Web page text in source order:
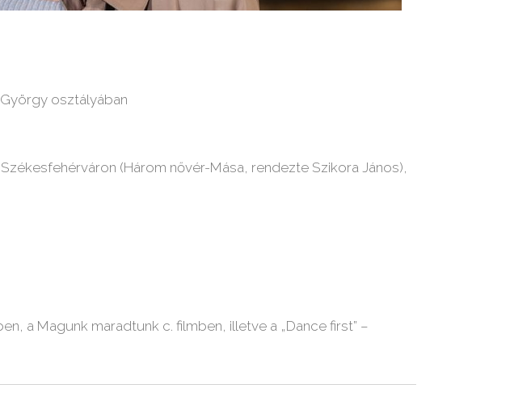
osztályában
(Három nővér-Mása, rendezte Szikora János),
a Magunk maradtunk c. filmben, illetve a „Dance first” –